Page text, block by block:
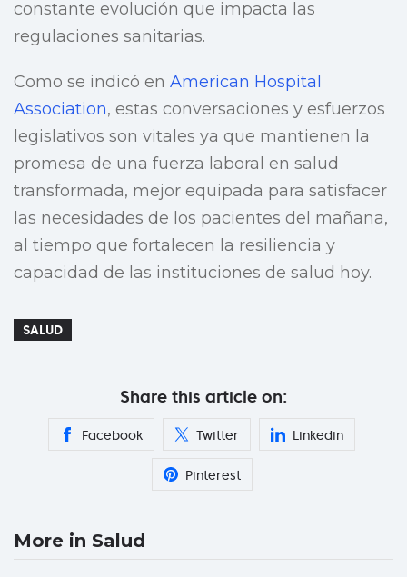
constante evolución que impacta las
regulaciones sanitarias.
Como se indicó en American Hospital
Association, estas conversaciones y esfuerzos
legislativos son vitales ya que mantienen la
promesa de una fuerza laboral en salud
transformada, mejor equipada para satisfacer
las necesidades de los pacientes del mañana,
al tiempo que fortalecen la resiliencia y
capacidad de las instituciones de salud hoy.
SALUD
Share this article on:
Facebook Twitter Linkedin
Pinterest
More in Salud